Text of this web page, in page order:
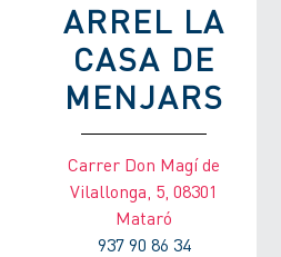
ARREL LA
CASA DE
MENJARS
Carrer Don Magí de
Vilallonga, 5, 08301
Mataró
937 90 86 34